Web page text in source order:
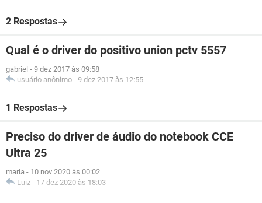
2 Respostas
Qual é o driver do positivo union pctv 5557
gabriel - 9 dez 2017 às 09:58
usuário anônimo - 9 dez 2017 às 12:55
1 Respostas
Preciso do driver de áudio do notebook CCE
Ultra 25
maria - 10 nov 2020 às 00:02
Luiz - 17 dez 2020 às 18:03